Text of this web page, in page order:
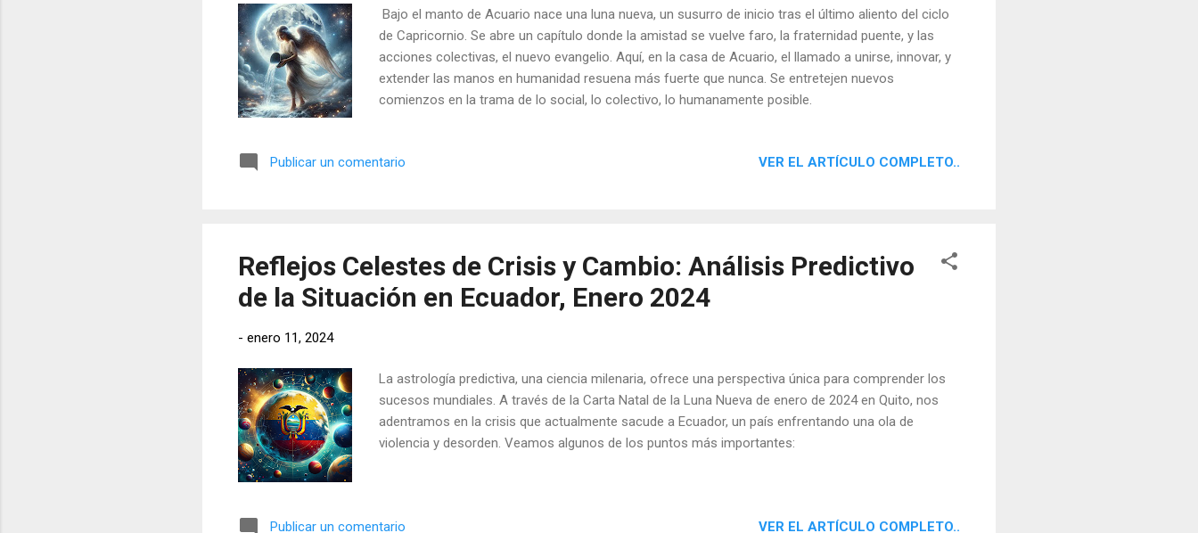
Bajo el manto de Acuario nace una luna nueva, un susurro de inicio tras el último aliento del ciclo
de Capricornio. Se abre un capítulo donde la amistad se vuelve faro, la fraternidad puente, y las
acciones colectivas, el nuevo evangelio. Aquí, en la casa de Acuario, el llamado a unirse, innovar, y
extender las manos en humanidad resuena más fuerte que nunca. Se entretejen nuevos
comienzos en la trama de lo social, lo colectivo, lo humanamente posible.
Publicar un comentario VER EL ARTÍCULO COMPLETO..
Reflejos Celestes de Crisis y Cambio: Análisis Predictivo
de la Situación en Ecuador, Enero 2024
- enero 11, 2024
La astrología predictiva, una ciencia milenaria, ofrece una perspectiva única para comprender los
sucesos mundiales. A través de la Carta Natal de la Luna Nueva de enero de 2024 en Quito, nos
adentramos en la crisis que actualmente sacude a Ecuador, un país enfrentando una ola de
violencia y desorden. Veamos algunos de los puntos más importantes:
Publicar un comentario VER EL ARTÍCULO COMPLETO..